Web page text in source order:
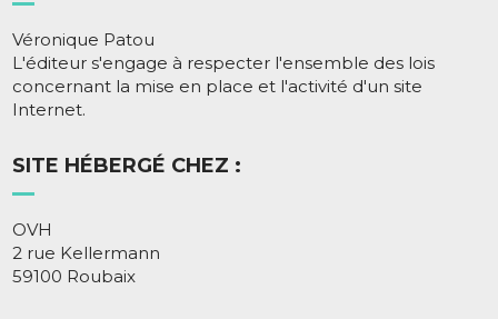
Véronique Patou
L'éditeur s'engage à respecter l'ensemble des lois
concernant la mise en place et l'activité d'un site
Internet.
SITE HÉBERGÉ CHEZ :
OVH
2 rue Kellermann
59100 Roubaix